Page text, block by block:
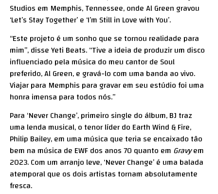
Studios em Memphis, Tennessee, onde Al Green gravou
‘Let’s Stay Together’ e ‘I’m Still in Love with You’.
“Este projeto é um sonho que se tornou realidade para
mim”, disse Yeti Beats. “Tive a ideia de produzir um disco
influenciado pela música do meu cantor de Soul
preferido, Al Green, e gravá-lo com uma banda ao vivo.
Viajar para Memphis para gravar em seu estúdio foi uma
honra imensa para todos nós.”
Para ‘Never Change’, primeiro single do álbum, BJ traz
uma lenda musical, o tenor líder do Earth Wind & Fire,
Philip Bailey, em uma música que teria se encaixado tão
bem na música de EWF dos anos 70 quanto em Gravyem
2023. Com um arranjo leve, ‘Never Change’ é uma balada
atemporal que os dois artistas tornam absolutamente
fresca.